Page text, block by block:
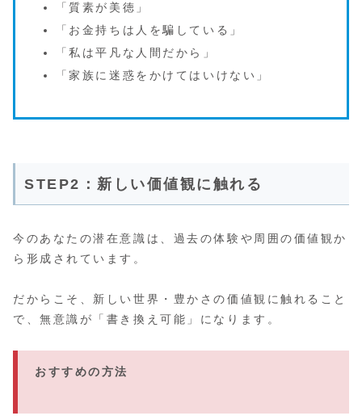
「質素が美徳」
「お金持ちは人を騙している」
「私は平凡な人間だから」
「家族に迷惑をかけてはいけない」
STEP2：新しい価値観に触れる
今のあなたの潜在意識は、過去の体験や周囲の価値観か
ら形成されています。
だからこそ、新しい世界・豊かさの価値観に触れること
で、無意識が「書き換え可能」になります。
おすすめの方法